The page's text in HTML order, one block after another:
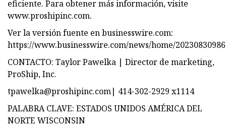
eficiente. Para obtener más información, visite
www.proshipinc.com.
Ver la versión fuente en businesswire.com:
https://www.businesswire.com/news/home/
CONTACTO: Taylor Pawelka | Director de marketing,
ProShip, Inc.
tpawelka@proshipinc.com| 414-302-2929 x1114
PALABRA CLAVE: ESTADOS UNIDOS AMÉRICA DEL
NORTE WISCONSIN